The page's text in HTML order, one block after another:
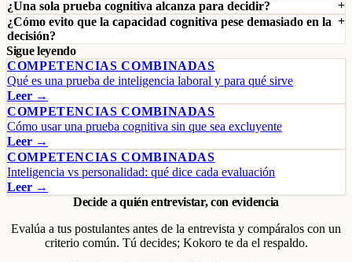
¿Una sola prueba cognitiva alcanza para decidir?
¿Cómo evito que la capacidad cognitiva pese demasiado en la
decisión?
Sigue leyendo
COMPETENCIAS COMBINADAS
Qué es una prueba de inteligencia laboral y para qué sirve
Leer →
COMPETENCIAS COMBINADAS
Cómo usar una prueba cognitiva sin que sea excluyente
Leer →
COMPETENCIAS COMBINADAS
Inteligencia vs personalidad: qué dice cada evaluación
Leer →
Decide a quién entrevistar, con evidencia
Evalúa a tus postulantes antes de la entrevista y compáralos con un
criterio común. Tú decides; Kokoro te da el respaldo.